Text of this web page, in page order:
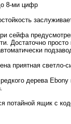
8-ми цифр
сейфа
Достаточно
приятная
дерева
потайной ящик с